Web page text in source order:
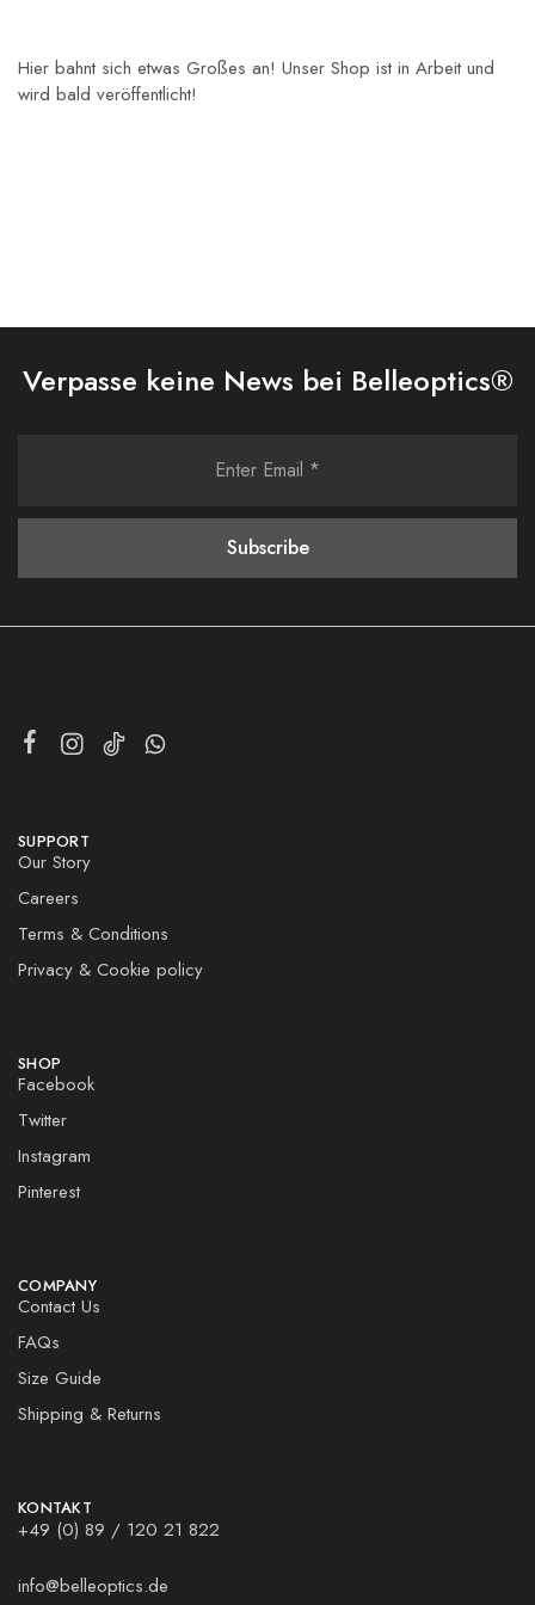
Hier bahnt sich etwas Großes an! Unser Shop ist in Arbeit und
wird bald veröffentlicht!
Verpasse keine News bei Belleoptics®
SUPPORT
Our Story
Careers
Terms & Conditions
Privacy & Cookie policy
SHOP
Facebook
Twitter
Instagram
Pinterest
COMPANY
Contact Us
FAQs
Size Guide
Shipping & Returns
KONTAKT
‎+49 (0) 89 / 120 21 822
info@belleoptics.de